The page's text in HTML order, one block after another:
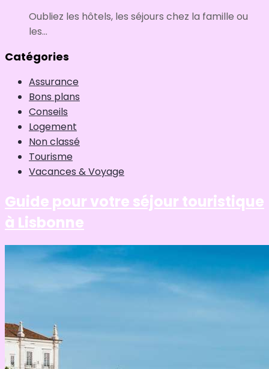
Oubliez les hôtels, les séjours chez la famille ou
les...
Catégories
Assurance
Bons plans
Conseils
Logement
Non classé
Tourisme
Vacances & Voyage
Guide pour votre séjour touristique
à Lisbonne